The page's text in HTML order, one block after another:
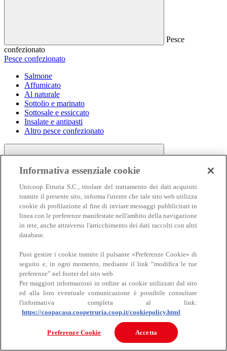
Pesce
confezionato
Pesce confezionato
Salmone
Affumicato
Al naturale
Sottolio e marinato
Sottosale e essiccato
Insalate e antipasti
Altro pesce confezionato
Carne
Carne
Bovino
Informativa essenziale cookie
Unicoop Etruria S.C., titolare del trattamento dei dati acquisiti
tramite il presente sito, informa l'utente che tale sito web utilizza
cookie di profilazione al fine di inviare messaggi pubblicitari in
linea con le preferenze manifestate nell'ambito della navigazione
in rete, anche attraverso l'arricchimento dei dati raccolti con altri
database.
Puoi gestire i cookie tramite il pulsante «Preferenze Cookie» di
seguito e, in ogni momento, mediante il link “modifica le tue
preferenze” nel footer del sito web.
Per maggiori informazioni in ordine ai cookie utilizzati dal sito
ed alla loro eventuale comunicazione è possibile consultare
l'informativa completa al link:
https://coopacasa.coopetruria.coop.it/cookiepolicy.html
Preferenze Cookie Accetta